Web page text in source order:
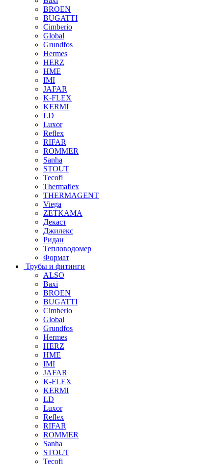
BROEN
BUGATTI
Cimberio
Global
Grundfos
Hermes
HERZ
HME
IMI
JAFAR
K-FLEX
KERMI
LD
Luxor
Reflex
RIFAR
ROMMER
Sanha
STOUT
Tecofi
Thermaflex
THERMAGENT
Viega
ZETKAMA
Декаст
Джилекс
Ридан
Тепловодомер
Формат
Трубы и фитинги
ALSO
Baxi
BROEN
BUGATTI
Cimberio
Global
Grundfos
Hermes
HERZ
HME
IMI
JAFAR
K-FLEX
KERMI
LD
Luxor
Reflex
RIFAR
ROMMER
Sanha
STOUT
Tecofi